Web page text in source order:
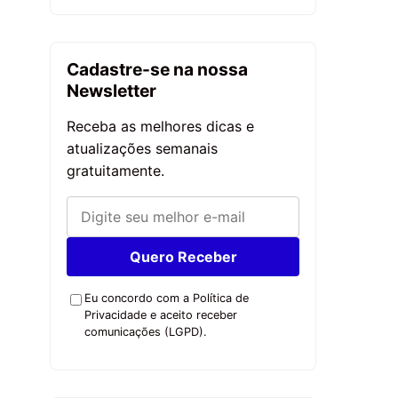
Cadastre-se na nossa
Newsletter
Receba as melhores dicas e
atualizações semanais
gratuitamente.
Quero Receber
Eu concordo com a Política de
Privacidade e aceito receber
comunicações (LGPD).